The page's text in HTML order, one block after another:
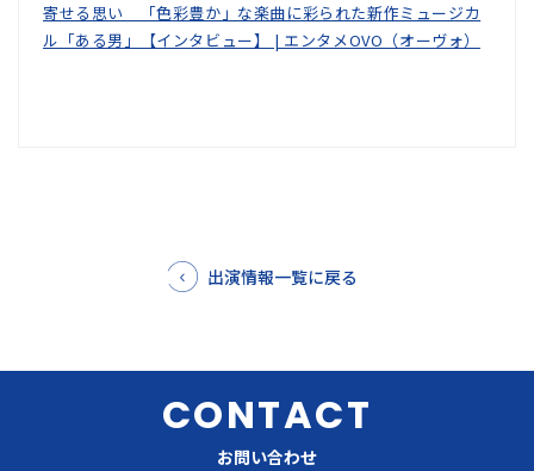
寄せる思い 「色彩豊か」な楽曲に彩られた新作ミュージカ
ル「ある男」【インタビュー】 | エンタメOVO（オーヴォ）
出演情報一覧に戻る
CONTACT
お問い合わせ